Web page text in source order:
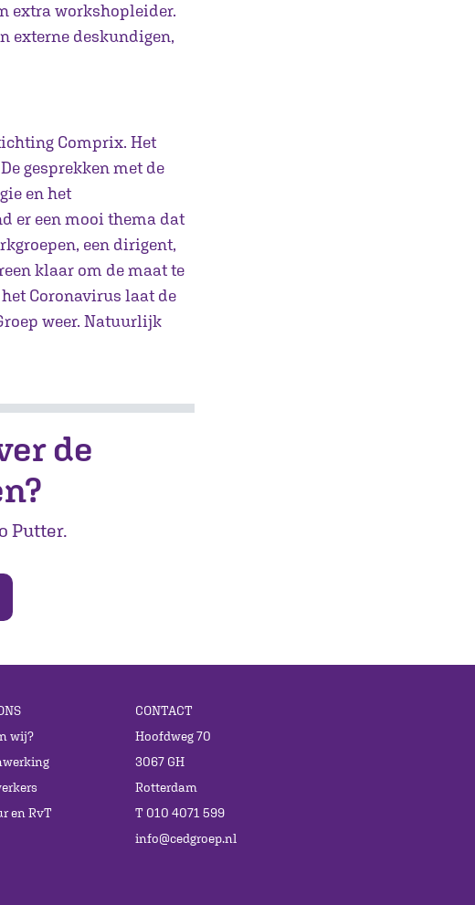
extra workshopleider.
externe deskundigen,
Comprix. Het
gesprekken met de
en het
er een mooi thema dat
een dirigent,
klaar om de maat te
Coronavirus laat de
weer. Natuurlijk
de
Putter.
wij?
en RvT
CONTACT
Hoofdweg 70
3067 GH
Rotterdam
T 010 4071 599
info@cedgroep.nl